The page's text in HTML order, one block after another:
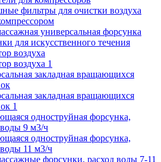
фильтры для очистки воздуха
универсальная форсунка
для искусственного течения
воздуха
воздуха 1
закладная вращающихся
закладная вращающихся
1
одноструйная форсунка,
воды 9 м3/ч
одноструйная форсунка,
11 м3/ч
форсунки, расход воды 7-11